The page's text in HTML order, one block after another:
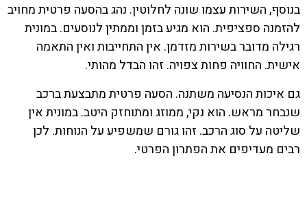
בנוסף, השירות עצמו שונה לחלוטין. נהג בהסעה פרטית מחויב
להזמנה ספציפית. הוא מגיע בזמן וממתין לנוסעים. במונית
רגילה מדובר בשירות מזדמן. אין התחייבות ואין התאמה
אישית. החוויה פחות צפויה. זהו הבדל מהותי.
גם איכות הנסיעה משתנה. הסעה פרטית מתבצעת ברכב
שנבחר מראש. הוא נקי, ממוזג ומתוחזק היטב. במונית אין
שליטה על סוג הרכב. זהו גורם שמשפיע על הנוחות. לכן
רבים מעדיפים את הפתרון הפרטי.